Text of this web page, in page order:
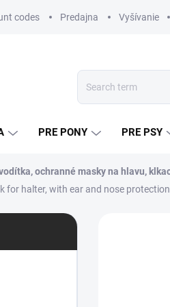
codes Predajna Vyšívanie
PRE PONY PRE PSY
ochranné masky na hlavu,
for halter, with ear and nose protection